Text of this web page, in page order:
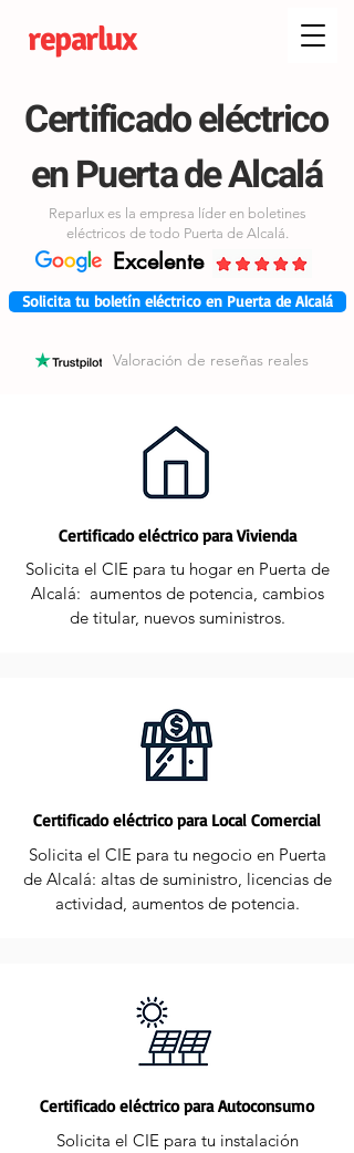
reparlux
Certificado eléctrico
en Puerta de Alcalá
Reparlux es la empresa líder en boletines
eléctricos de todo Puerta de Alcalá.
Excelente
Solicita tu boletín eléctrico en Puerta de Alcalá
Valoración de reseñas reales
Certificado eléctrico para Vivienda
Solicita el CIE para tu hogar en Puerta de
Alcalá: aumentos de potencia, cambios
de titular, nuevos suministros.
Certificado eléctrico para Local Comercial
Solicita el CIE para tu negocio en Puerta
de Alcalá: altas de suministro, licencias de
actividad, aumentos de potencia.
Certificado eléctrico para Autoconsumo
Solicita el CIE para tu instalación